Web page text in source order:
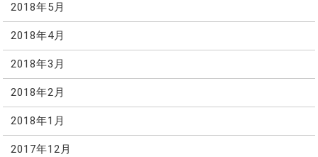
2018年5月
2018年4月
2018年3月
2018年2月
2018年1月
2017年12月